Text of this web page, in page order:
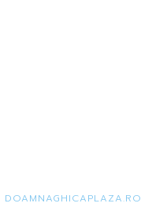
DOAMNAGHICAPLAZA.RO